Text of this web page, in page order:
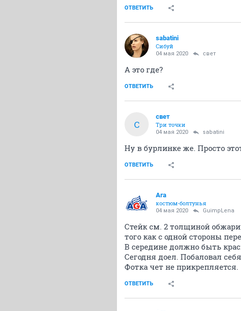
ОТВЕТИТЬ
sabatini
Сибуй
04 мая 2020 свет
А это где?
ОТВЕТИТЬ
С
свет
Три точки
04 мая 2020 sabatini
Ну в бурлинке же. Просто
ОТВЕТИТЬ
Ага
костюм-болтунья
04 мая 2020 GuimpLena
Стейк см. 2 толщиной
того как с одной стороны
В середине должно быть
Сегодня доел. Побаловал
Фотка чет не прикрепляется.
ОТВЕТИТЬ